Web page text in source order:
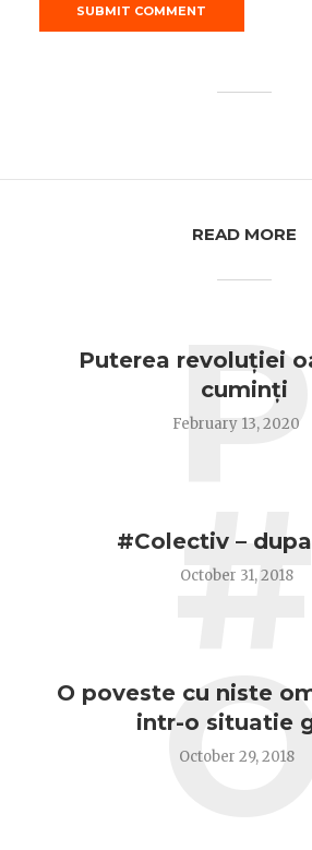
READ MORE
Puterea revoluției
cuminți
February 13, 2020
#Colectiv –
October 31, 2018
#
O poveste cu niste
intr-o situatie
October 29, 2018